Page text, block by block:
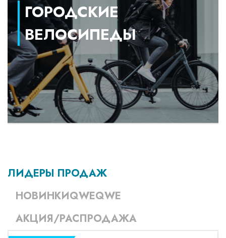
ГОРОДСКИЕ
ВЕЛОСИПЕДЫ
ЛИДЕРЫ ПРОДАЖ
НОВИНКИQWEQWE
АКЦИЯ/РАСПРОДАЖА